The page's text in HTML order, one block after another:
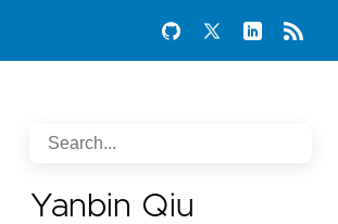
Yanbin Qiu